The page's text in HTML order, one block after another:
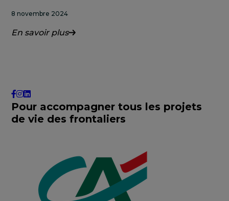
8 novembre 2024
En savoir plus
Pour accompagner tous les projets
de vie des frontaliers